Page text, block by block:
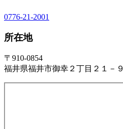
0776-21-2001
所在地
〒910-0854
福井県福井市御幸２丁目２１－９